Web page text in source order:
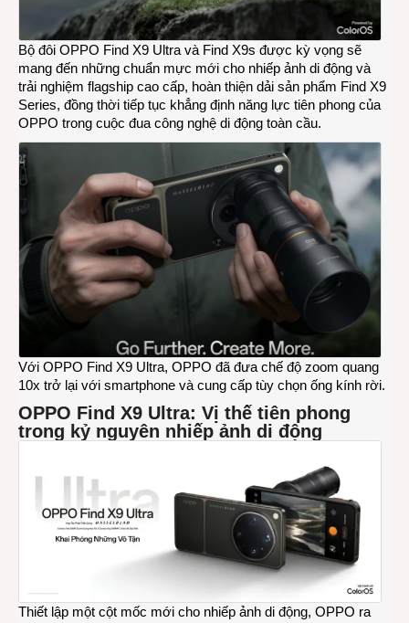
Bộ đôi OPPO Find X9 Ultra và Find X9s được kỳ vọng sẽ
mang đến những chuẩn mực mới cho nhiếp ảnh di động và
trải nghiệm flagship cao cấp, hoàn thiện dải sản phẩm Find X9
Series, đồng thời tiếp tục khẳng định năng lực tiên phong của
OPPO trong cuộc đua công nghệ di động toàn cầu.
Với OPPO Find X9 Ultra, OPPO đã đưa chế độ zoom quang
10x trở lại với smartphone và cung cấp tùy chọn ống kính rời.
OPPO Find X9 Ultra: Vị thế tiên phong
trong kỷ nguyên nhiếp ảnh di động
Thiết lập một cột mốc mới cho nhiếp ảnh di động, OPPO ra